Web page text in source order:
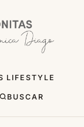
LIFESTYLE
BUSCAR